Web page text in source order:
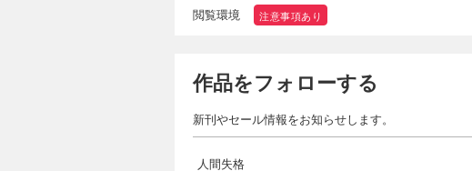
閲覧環境 注意事項あり
作品をフォローする
新刊やセール情報をお知らせします。
人間失格